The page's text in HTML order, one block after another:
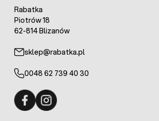
Rabatka
Piotrów 18
62-814 Blizanów
sklep@rabatka.pl
0048 62 739 40 30